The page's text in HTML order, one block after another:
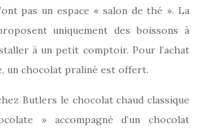
pas un espace « salon de thé ». La
uniquement des boissons à
à un petit comptoir. Pour l’achat
un chocolat praliné est offert.
Butlers le chocolat chaud classique
» accompagné d’un chocolat